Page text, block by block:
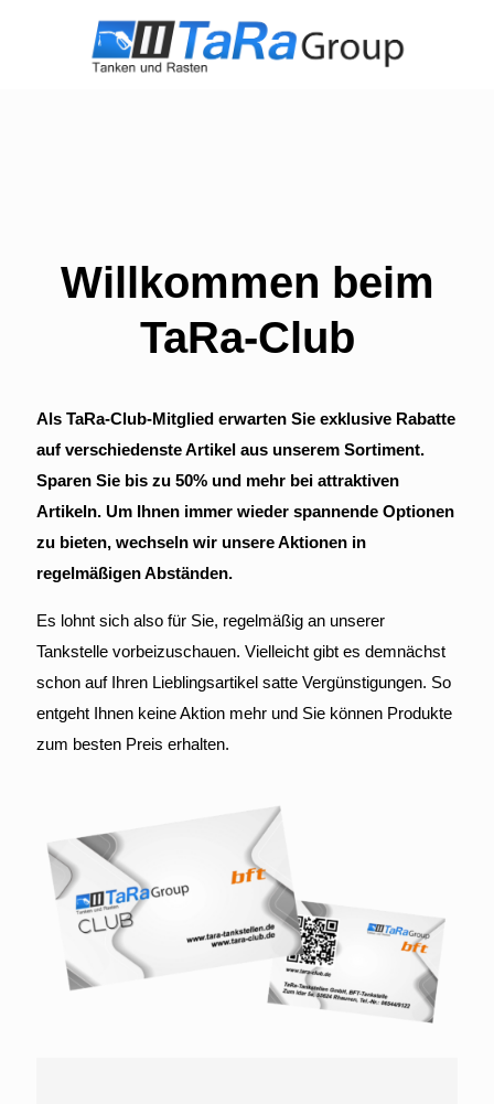
Willkommen beim
TaRa-Club
Als TaRa-Club-Mitglied erwarten Sie exklusive Rabatte
auf verschiedenste Artikel aus unserem Sortiment.
Sparen Sie bis zu 50% und mehr bei attraktiven
Artikeln. Um Ihnen immer wieder spannende Optionen
zu bieten, wechseln wir unsere Aktionen in
regelmäßigen Abständen.
Es lohnt sich also für Sie, regelmäßig an unserer
Tankstelle vorbeizuschauen. Vielleicht gibt es demnächst
schon auf Ihren Lieblingsartikel satte Vergünstigungen. So
entgeht Ihnen keine Aktion mehr und Sie können Produkte
zum besten Preis erhalten.